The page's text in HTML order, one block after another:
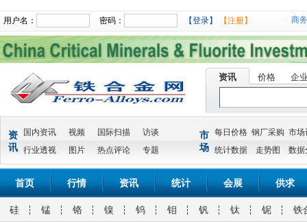
用户名： 密码： 【登录】 【注册】 商
资讯 价格 企
资
讯
国内资讯 视频 国际扫描
访谈
行业透视
图片 热点评论 专题
市
场
每日价格 钢厂采购 市场
统计数据
走势图 数据
首页 行情 资讯 统计 会展 供求
硅 锰 铬 镍 钨 钼 钒 钛 铌 铁